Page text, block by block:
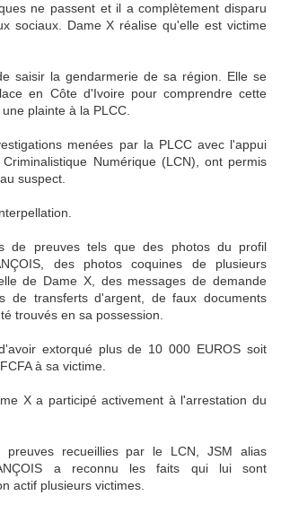
ne passent et il a complètement disparu
sociaux. Dame X réalise qu'elle est victime
saisir la gendarmerie de sa région. Elle se
en Côte d'Ivoire pour comprendre cette
plainte à la PLCC.
menées par la PLCC avec l'appui
Numérique (LCN), ont permis
suspect.
de preuves tels que des photos du profil
des photos coquines de plusieurs
de Dame X, des messages de demande
de transferts d'argent, de faux documents
trouvés en sa possession.
extorqué plus de 10 000 EUROS soit
à sa victime.
X a participé activement à l'arrestation du
preuves recueillies par le LCN, JSM alias
a reconnu les faits qui lui sont
actif plusieurs victimes.